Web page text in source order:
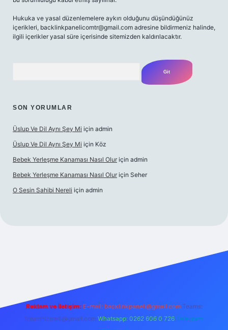
Hukuka ve yasal düzenlemelere aykırı olduğunu düşündüğünüz
içerikleri, backlinkpanelicomtr@gmail.com adresine bildirmeniz halinde,
ilgili içerikler yasal süre içerisinde sitemizden kaldırılacaktır.
SON YORUMLAR
Üslup Ve Dil Aynı Şey Mi için admin
Üslup Ve Dil Aynı Şey Mi için Köz
Bebek Yerleşme Kanaması Nasıl Olur için admin
Bebek Yerleşme Kanaması Nasıl Olur için Seher
O Sesin Sahibi Nereli için admin
Reklam ve İletişim: E-mail: backlinkpaneli@gmail.com Teams:
forumhizmeti@gmail.com Whatsapp: 0262 606 0 726 Telegram: